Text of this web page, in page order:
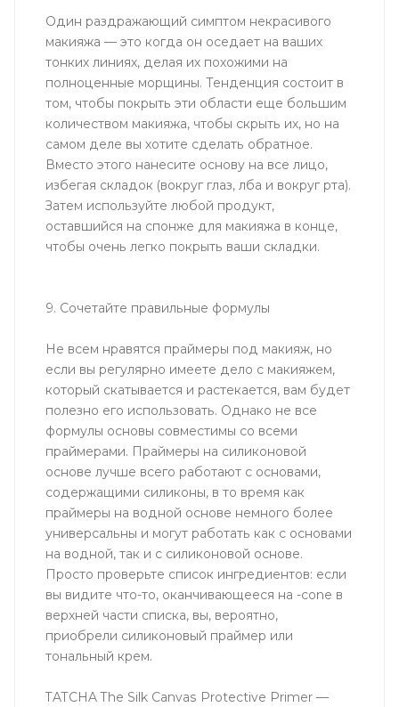
Один раздражающий симптом некрасивого
макияжа — это когда он оседает на ваших
тонких линиях, делая их похожими на
полноценные морщины. Тенденция состоит в
том, чтобы покрыть эти области еще большим
количеством макияжа, чтобы скрыть их, но на
самом деле вы хотите сделать обратное.
Вместо этого нанесите основу на все лицо,
избегая складок (вокруг глаз, лба и вокруг рта).
Затем используйте любой продукт,
оставшийся на спонже для макияжа в конце,
чтобы очень легко покрыть ваши складки.
9. Сочетайте правильные формулы
Не всем нравятся праймеры под макияж, но
если вы регулярно имеете дело с макияжем,
который скатывается и растекается, вам будет
полезно его использовать. Однако не все
формулы основы совместимы со всеми
праймерами. Праймеры на силиконовой
основе лучше всего работают с основами,
содержащими силиконы, в то время как
праймеры на водной основе немного более
универсальны и могут работать как с основами
на водной, так и с силиконовой основе.
Просто проверьте список ингредиентов: если
вы видите что-то, оканчивающееся на -cone в
верхней части списка, вы, вероятно,
приобрели силиконовый праймер или
тональный крем.
TATCHA The Silk Canvas Protective Primer —